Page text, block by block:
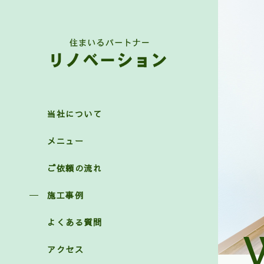
当社について
メニュー
ご依頼の流れ
施工事例
よくある質問
アクセス